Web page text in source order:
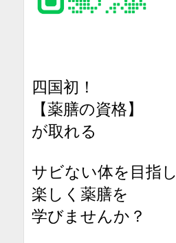
四国初！
【薬膳の資格】
が取れる
サビない体を目指し
楽しく薬膳を
学びませんか？